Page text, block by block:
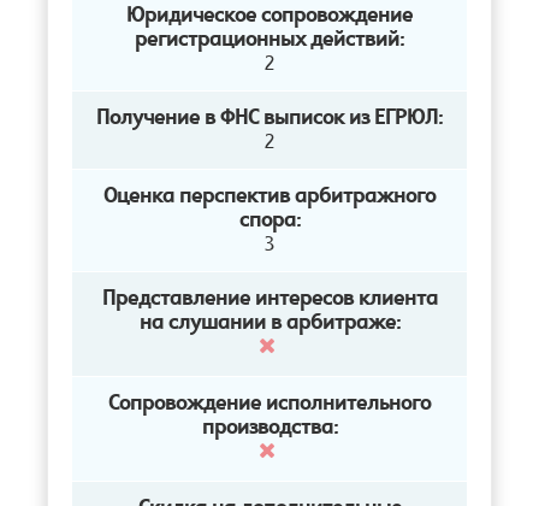
Юридическое сопровождение
регистрационных действий:
2
Получение в ФНС выписок из ЕГРЮЛ:
2
Оценка перспектив арбитражного
спора:
3
Представление интересов клиента
на слушании в арбитраже:
Сопровождение исполнительного
производства: